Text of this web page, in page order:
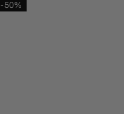
-50%